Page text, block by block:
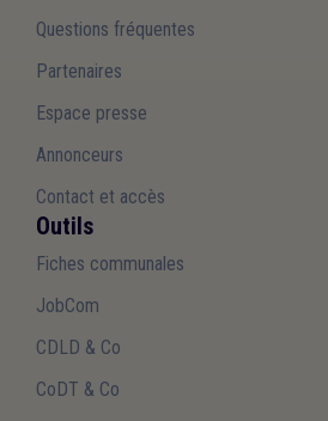
Questions fréquentes
Partenaires
Espace presse
Annonceurs
Contact et accès
Outils
Fiches communales
JobCom
CDLD & Co
CoDT & Co